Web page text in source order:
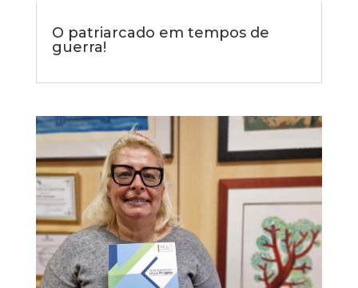
O patriarcado em tempos de
guerra!